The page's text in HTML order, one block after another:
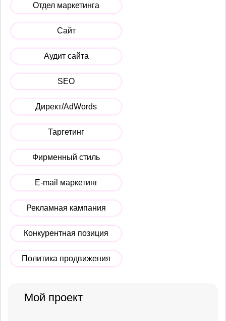
Отдел маркетинга
Сайт
Аудит сайта
SEO
Директ/AdWords
Таргетинг
Фирменный стиль
E-mail маркетинг
Рекламная кампания
Конкурентная позиция
Политика продвижения